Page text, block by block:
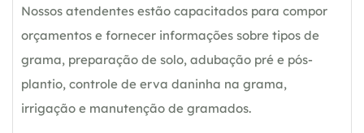
Nossos atendentes estão capacitados para compor
orçamentos e fornecer informações sobre tipos de
grama, preparação de solo, adubação pré e pós-
plantio, controle de erva daninha na grama,
irrigação e manutenção de gramados.